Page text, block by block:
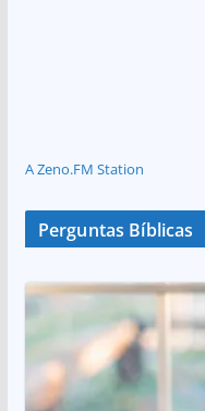
A Zeno.FM Station
Perguntas Bíblicas